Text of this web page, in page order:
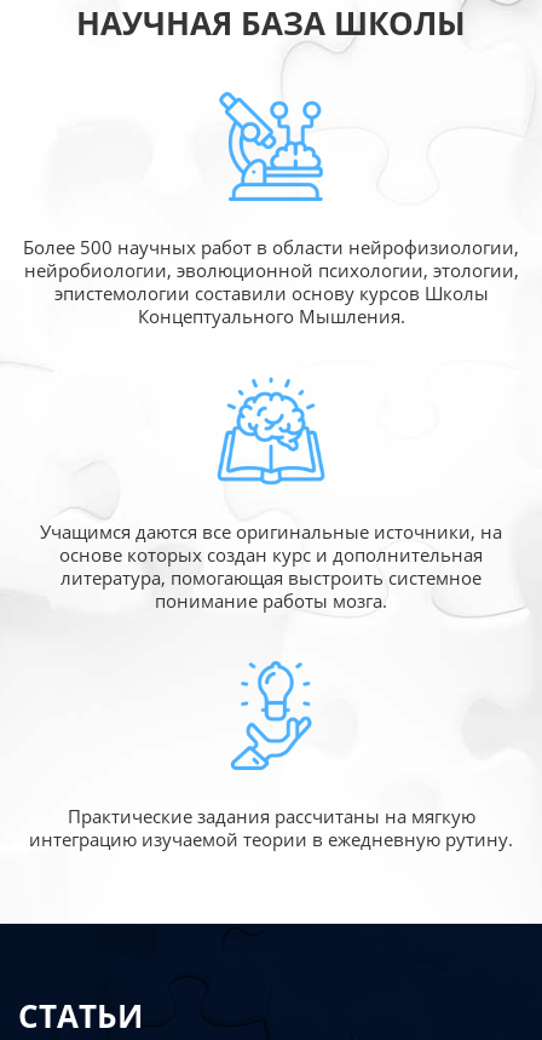
НАУЧНАЯ БАЗА ШКОЛЫ
Более 500 научных работ в области нейрофизиологии,
нейробиологии, эволюционной психологии, этологии,
эпистемологии составили основу курсов Школы
Концептуального Мышления.
Учащимся даются все оригинальные источники, на
основе которых создан курс и дополнительная
литература, помогающая выстроить системное
понимание работы мозга.
Практические задания рассчитаны на мягкую
интеграцию изучаемой теории в ежедневную рутину.
СТАТЬИ